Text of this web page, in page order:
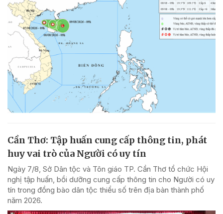
Cần Thơ: Tập huấn cung cấp thông tin, phát
huy vai trò của Người có uy tín
Ngày 7/8, Sở Dân tộc và Tôn giáo TP. Cần Thơ tổ chức Hội
nghị tập huấn, bồi dưỡng cung cấp thông tin cho Người có uy
tín trong đồng bào dân tộc thiểu số trên địa bàn thành phố
năm 2026.